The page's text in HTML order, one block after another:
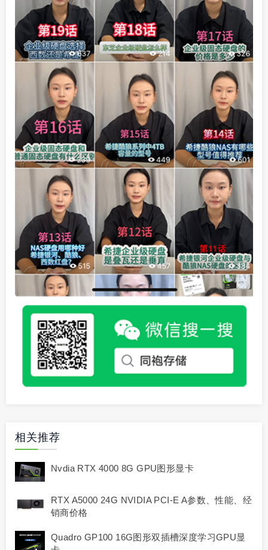
相关推荐
Nvdia RTX 4000 8G GPU图形显卡
RTX A5000 24G NVIDIA PCI-E A参数、性能、经
销商价格
Quadro GP100 16G图形双插槽深度学习GPU显